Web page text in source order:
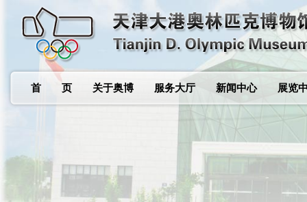
首 页 关于奥博 服务大厅 新闻中心 展览